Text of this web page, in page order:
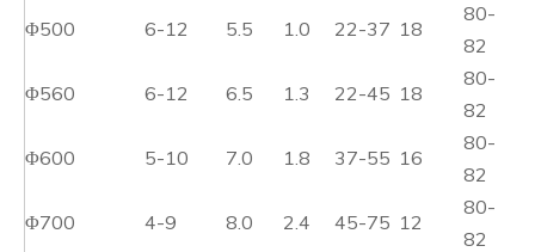
Φ500
6-12 5.5 1.0 22-37 18
80-
82
Φ560
6-12 6.5 1.3 22-45 18
80-
82
Φ600
5-10 7.0 1.8 37-55 16
80-
82
Φ700
4-9 8.0 2.4 45-75 12
80-
82